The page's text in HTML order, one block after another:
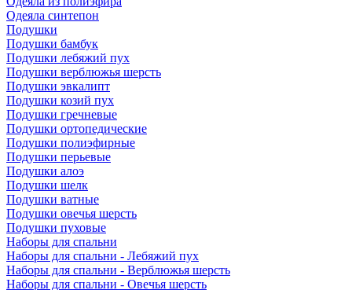
Одеяла синтепон
Подушки
Подушки бамбук
Подушки лебяжий пух
Подушки верблюжья шерсть
Подушки эвкалипт
Подушки козий пух
Подушки гречневые
Подушки ортопедические
Подушки полиэфирные
Подушки перьевые
Подушки алоэ
Подушки шелк
Подушки ватные
Подушки овечья шерсть
Подушки пуховые
Наборы для спальни
Наборы для спальни - Лебяжий пух
Наборы для спальни - Верблюжья шерсть
Наборы для спальни - Овечья шерсть